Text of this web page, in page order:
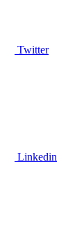
Twitter
Linkedin